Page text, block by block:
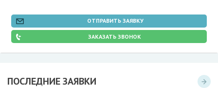
ОТПРАВИТЬ ЗАЯВКУ
ЗАКАЗАТЬ ЗВОНОК
ПОСЛЕДНИЕ ЗАЯВКИ